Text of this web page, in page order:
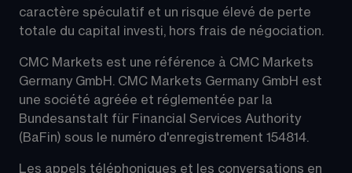
caractère spéculatif et un risque élevé de perte
totale du capital investi, hors frais de négociation.
CMC Markets est une référence à CMC Markets
Germany GmbH. CMC Markets Germany GmbH est
une société agréée et réglementée par la
Bundesanstalt für Financial Services Authority
(BaFin) sous le numéro d'enregistrement 154814.
Les appels téléphoniques et les conversations en